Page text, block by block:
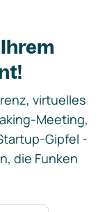
virtuelles
Meeting,
Gipfel -
die Funken